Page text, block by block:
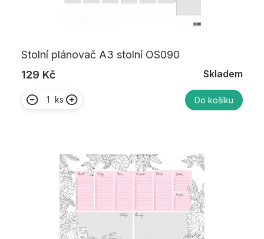
Stolní plánovač A3 stolní OS090
129 Kč
Skladem
ks Do košíku